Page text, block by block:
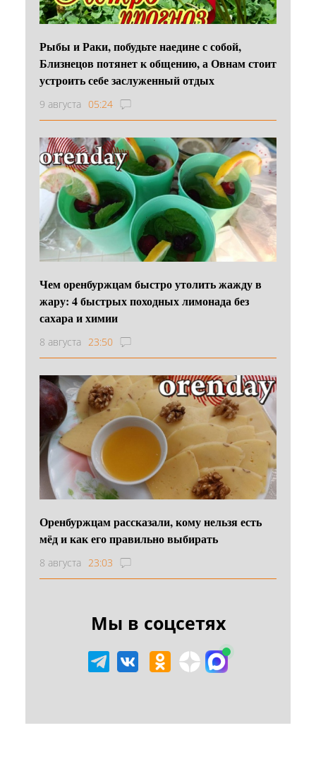
Рыбы и Раки, побудьте наедине с собой,
Близнецов потянет к общению, а Овнам стоит
устроить себе заслуженный отдых
9 августа 05:24
Чем оренбуржцам быстро утолить жажду в
жару: 4 быстрых походных лимонада без
сахара и химии
8 августа 23:50
Оренбуржцам рассказали, кому нельзя есть
мёд и как его правильно выбирать
8 августа 23:03
Мы в соцсетях